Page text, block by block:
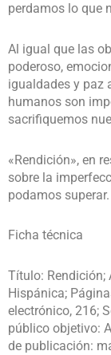
perdamos lo que
Al igual que las
poderoso,
igualdades y paz
humanos son
sacrifiquemos
«Rendición», en
sobre la
podamos superar.
Ficha técnica
Título: Rendición;
Hispánica;
electrónico, 216;
público objetivo:
de publicación: